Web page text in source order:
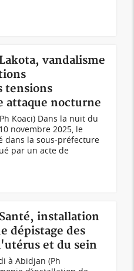
vandalisme
tensions
attaque nocturne
Koaci) Dans la nuit du
novembre 2025, le
dans la sous-préfecture
par un acte de
installation
dépistage des
et du sein
à Abidjan (Ph